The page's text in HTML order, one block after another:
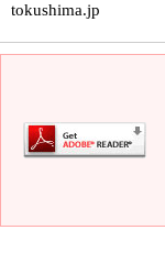
tokushima.jp